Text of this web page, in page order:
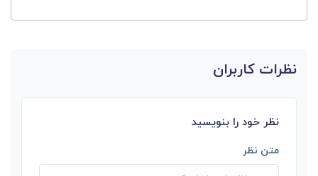
نظرات کاربران
نظر خود را بنویسید
متن نظر